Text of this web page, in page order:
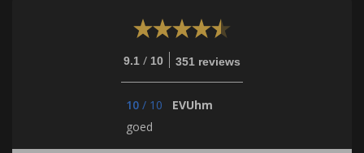
9.1 / 10 351 reviews
10 / 10
EVUhm
goed